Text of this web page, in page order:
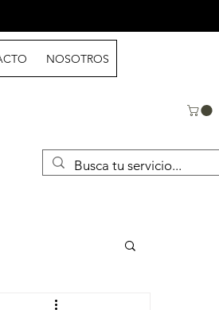
NOSOTROS